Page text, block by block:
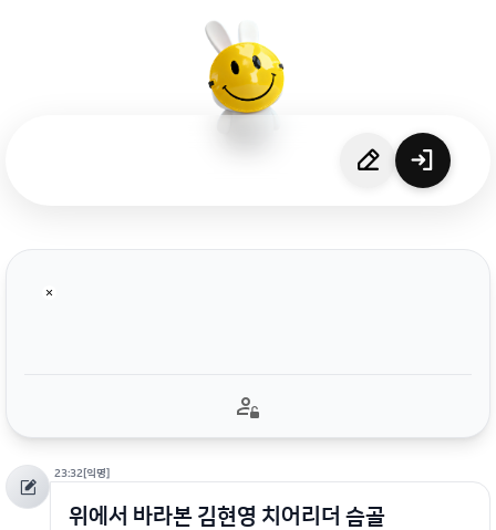
23:32[익명]
위에서 바라본 김현영 치어리더 슴골